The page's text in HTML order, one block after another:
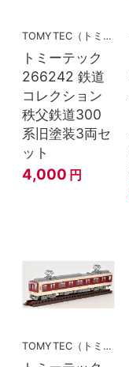
TOMYTEC（トミーテック）
トミーテック
266242 鉄道
コレクション
秩父鉄道300
系旧塗装3両セ
ット
4,000 円
TOMYTEC（トミーテック）